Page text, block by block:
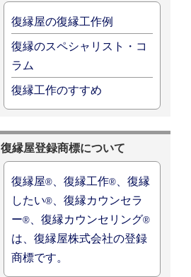
復縁屋の復縁工作例
復縁のスペシャリスト・コ
ラム
復縁工作のすすめ
復縁屋登録商標について
復縁屋® 、復縁工作® 、復縁
したい® 、復縁カウンセラ
ー® 、復縁カウンセリング®
は、復縁屋株式会社の登録
商標です。